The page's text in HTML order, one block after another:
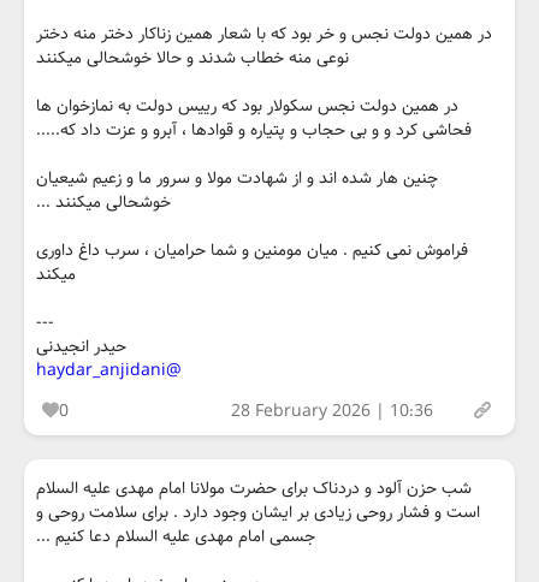
در همین دولت نجس و خر بود که با شعار همین زناکار دختر منه دختر
نوعی منه خطاب شدند و حالا خوشحالی میکنند
در همین دولت نجس سکولار بود که رییس دولت به نمازخوان ها
فحاشی کرد و و بی حجاب و پتیاره و قوادها ، آبرو و عزت داد که.....
چنین هار شده اند و از شهادت مولا و سرور ما و زعیم شیعیان
خوشحالی میکنند ...
فراموش نمی کنیم . میان مومنین و شما حرامیان ، سرب داغ داوری
میکند
---
حیدر انجیدنی
@haydar_anjidani
0
28 February 2026 | 10:36
شب حزن آلود و دردناک برای حضرت مولانا امام مهدی علیه السلام
است و فشار روحی زیادی بر ایشان وجود دارد . برای سلامت روحی و
جسمی امام مهدی علیه السلام دعا کنیم ...